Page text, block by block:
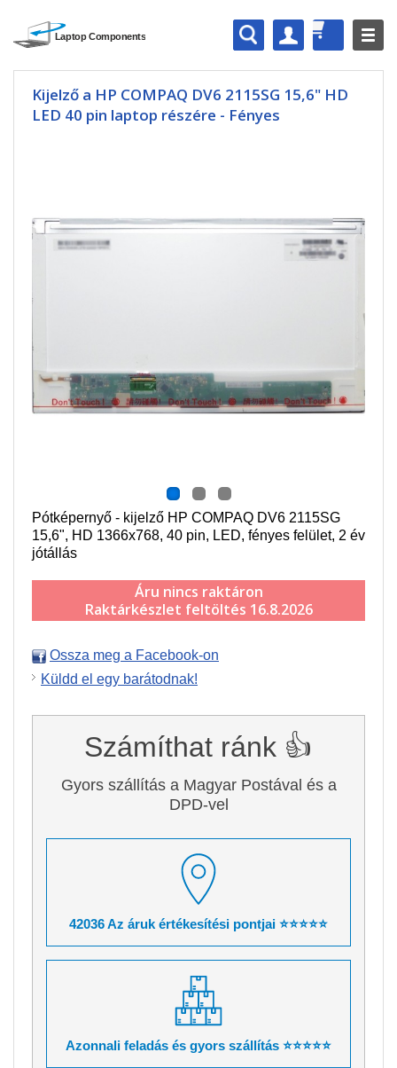
Kijelző a HP COMPAQ DV6 2115SG 15,6" HD
LED 40 pin laptop részére - Fényes
Pótképernyő - kijelző HP COMPAQ DV6 2115SG
15,6", HD 1366x768, 40 pin, LED, fényes felület, 2 év
jótállás
Áru nincs raktáron
Raktárkészlet feltöltés 16.8.2026
Ossza meg a Facebook-on
Küldd el egy barátodnak!
Számíthat ránk 👍
Gyors szállítás a Magyar Postával és a
DPD-vel
42036 Az áruk értékesítési pontjai ⭐⭐⭐⭐⭐
Azonnali feladás és gyors szállítás ⭐⭐⭐⭐⭐